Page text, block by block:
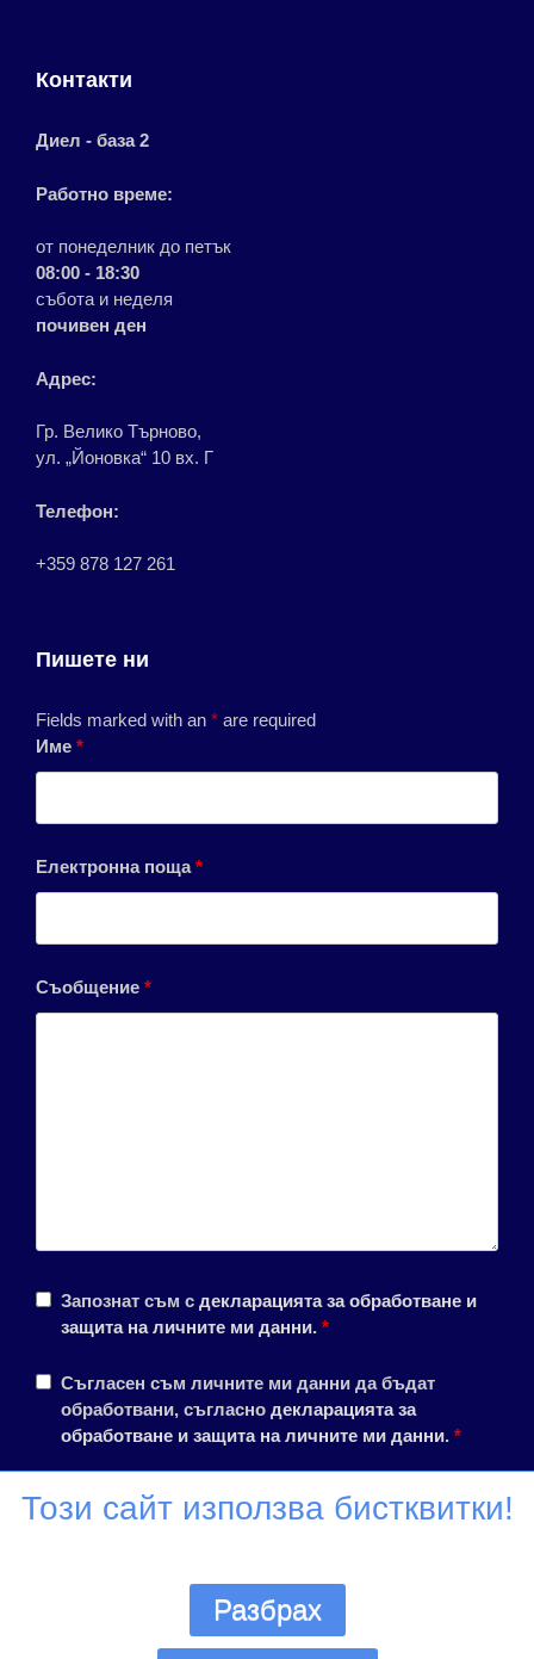
Този сайт използва бистквитки!
Разбрах
Контакти
Диел - база 2
Работно време:
от понеделник до петък
08:00 - 18:30
събота и неделя
почивен ден
Адрес:
Гр. Велико Търново,
ул. „Йоновка“ 10 вх. Г
Телефон:
+359 878 127 261
Пишете ни
Fields marked with an * are required
Име *
Електронна поща*
Съобщение *
Запознат съм с декларацията за обработване и
защита на личните ми данни. *
Съгласен съм личните ми данни да бъдат
обработвани, съгласно декларацията за
обработване и защита на личните ми данни. *
Всички права запазени ® Училище Диел 1990 - 2026